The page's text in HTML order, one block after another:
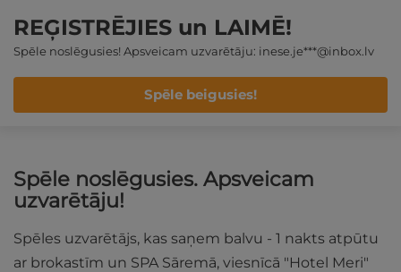
REĢISTRĒJIES un LAIMĒ!
Spēle noslēgusies! Apsveicam uzvarētāju: inese.je***@inbox.lv
Spēle beigusies!
Spēle noslēgusies. Apsveicam
uzvarētāju!
Spēles uzvarētājs, kas saņem balvu - 1 nakts atpūtu
ar brokastīm un SPA Sāremā, viesnīcā "Hotel Meri"